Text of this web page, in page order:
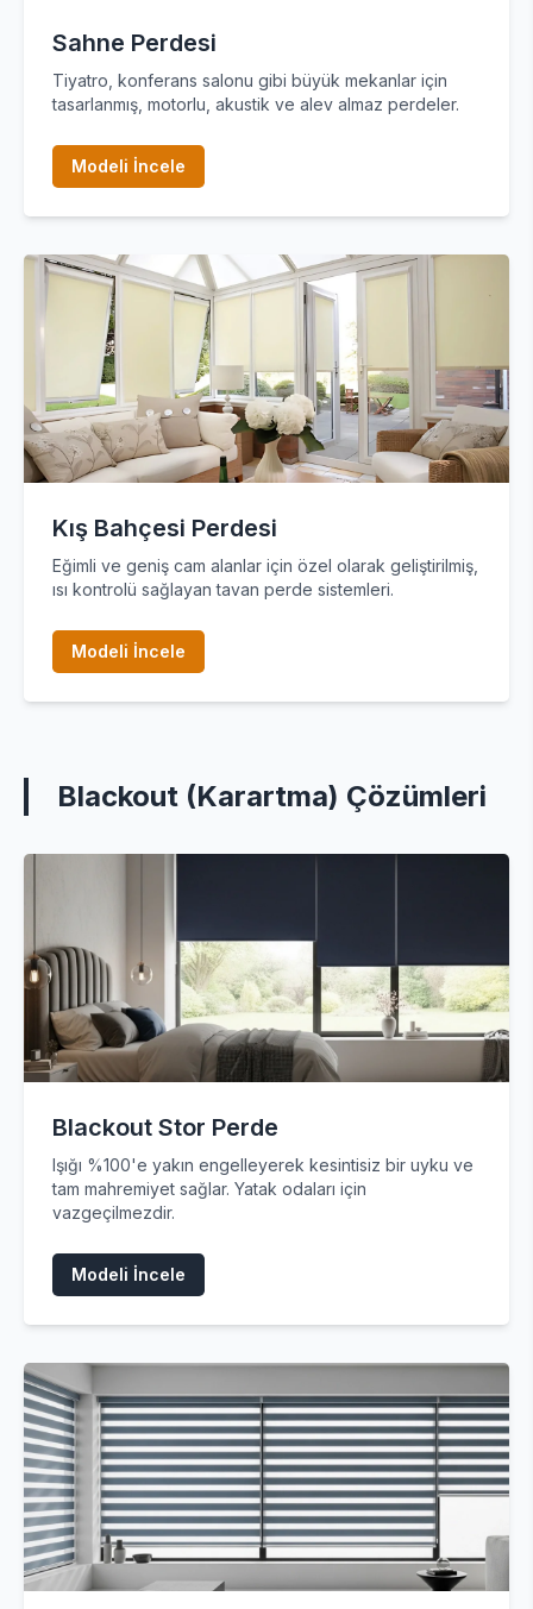
Sahne Perdesi
Tiyatro, konferans salonu gibi büyük mekanlar için
tasarlanmış, motorlu, akustik ve alev almaz perdeler.
Modeli İncele
Kış Bahçesi Perdesi
Eğimli ve geniş cam alanlar için özel olarak geliştirilmiş,
ısı kontrolü sağlayan tavan perde sistemleri.
Modeli İncele
Blackout (Karartma) Çözümleri
Blackout Stor Perde
Işığı %100'e yakın engelleyerek kesintisiz bir uyku ve
tam mahremiyet sağlar. Yatak odaları için
vazgeçilmezdir.
Modeli İncele